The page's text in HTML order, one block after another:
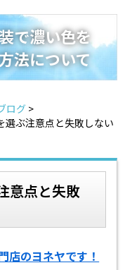
お電話
ぱい
ォームについて
で濃い色を
法について
ログ >
選ぶ注意点と失敗しない
意点と失敗
店のヨネヤです！